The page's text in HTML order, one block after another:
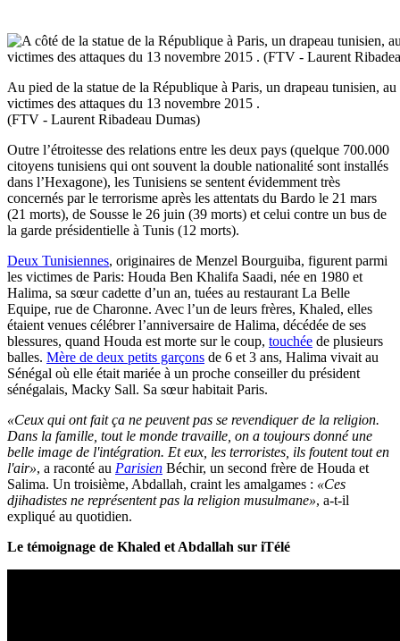
Au pied de la statue de la République à Paris, un drapeau tunisien,
victimes des attaques du 13 novembre 2015 .
(FTV - Laurent Ribadeau Dumas)
Outre l’étroitesse des relations entre les deux pays (quelque 700.000
citoyens tunisiens qui ont souvent la double nationalité sont installés
dans l’Hexagone), les Tunisiens se sentent évidemment très
concernés par le terrorisme après les attentats du Bardo le 21 mars
(21 morts), de Sousse le 26 juin (39 morts) et celui contre un bus de
la garde présidentielle à Tunis (12 morts).
Deux Tunisiennes, originaires de Menzel Bourguiba, figurent parmi
les victimes de Paris: Houda Ben Khalifa Saadi, née en 1980 et
Halima, sa sœur cadette d’un an, tuées au restaurant La Belle
Equipe, rue de Charonne. Avec l’un de leurs frères, Khaled, elles
étaient venues célébrer l’anniversaire de Halima, décédée de ses
blessures, quand Houda est morte sur le coup, touchée de plusieurs
balles. Mère de deux petits garçons de 6 et 3 ans, Halima vivait au
Sénégal où elle était mariée à un proche conseiller du président
sénégalais, Macky Sall. Sa sœur habitait Paris.
«Ceux qui ont fait ça ne peuvent pas se revendiquer de la religion.
Dans la famille, tout le monde travaille, on a toujours donné une
belle image de l'intégration. Et eux, les terroristes, ils foutent tout en
l'air», a raconté au Parisien Béchir, un second frère de Houda et
Salima. Un troisième, Abdallah, craint les amalgames : «Ces
djihadistes ne représentent pas la religion musulmane», a-t-il
expliqué au quotidien.
Le témoignage de Khaled et Abdallah sur iTélé